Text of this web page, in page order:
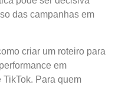
das campanhas em
criar um roteiro para
em
TikTok. Para quem